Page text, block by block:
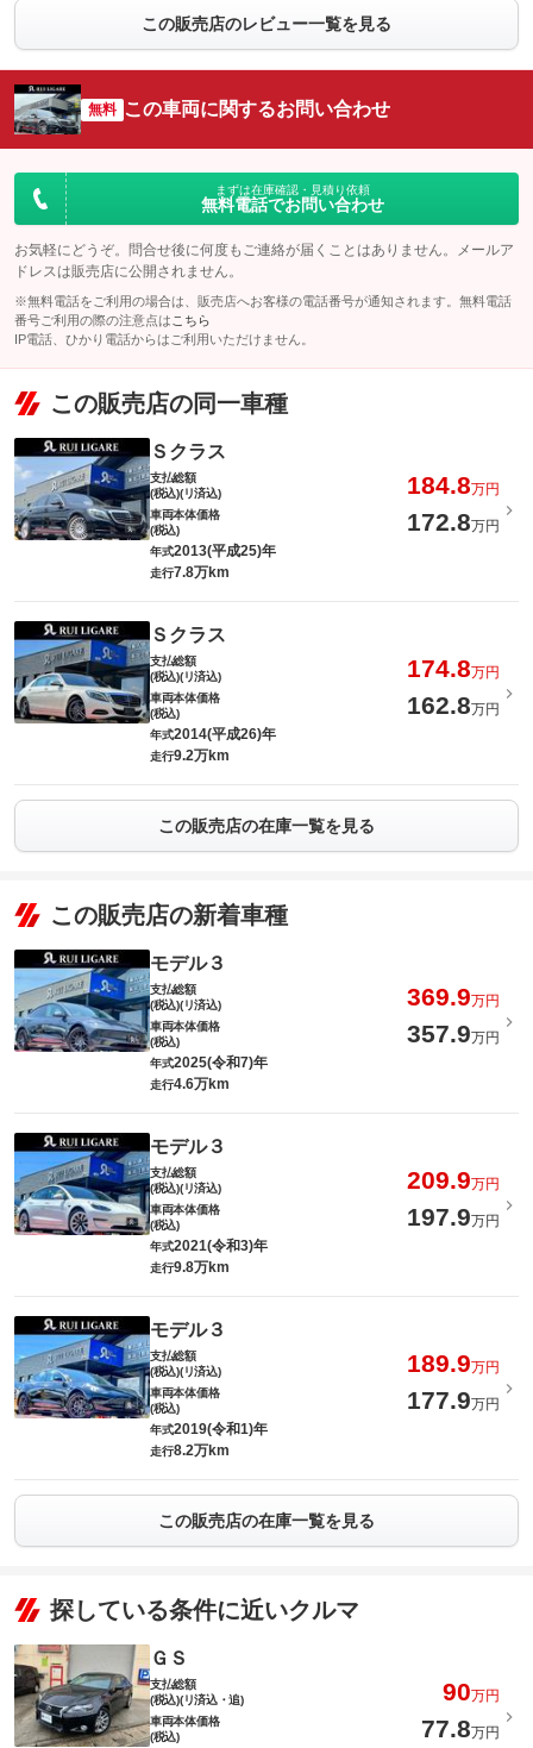
この販売店のレビュー一覧を見る
無料 この車両に関するお問い合わせ
まずは在庫確認・見積り依頼
無料電話でお問い合わせ
お気軽にどうぞ。問合せ後に何度もご連絡が届くことはありません。メールア
ドレスは販売店に公開されません。
※無料電話をご利用の場合は、販売店へお客様の電話番号が通知されます。無料電話
番号ご利用の際の注意点は こちら
IP電話、ひかり電話からはご利用いただけません。
この販売店の同一車種
Ｓクラス
支払総額
(税込)(リ済込)
184.8万円
車両本体価格
(税込)
172.8万円
年式2013(平成25)年
走行7.8万km
Ｓクラス
支払総額
(税込)(リ済込)
174.8万円
車両本体価格
(税込)
162.8万円
年式2014(平成26)年
走行9.2万km
この販売店の在庫一覧を見る
この販売店の新着車種
モデル３
支払総額
(税込)(リ済込)
369.9万円
車両本体価格
(税込)
357.9万円
年式2025(令和7)年
走行4.6万km
モデル３
支払総額
(税込)(リ済込)
209.9万円
車両本体価格
(税込)
197.9万円
年式2021(令和3)年
走行9.8万km
モデル３
支払総額
(税込)(リ済込)
189.9万円
車両本体価格
(税込)
177.9万円
年式2019(令和1)年
走行8.2万km
この販売店の在庫一覧を見る
探している条件に近いクルマ
ＧＳ
支払総額
(税込)(リ済込・追)
90万円
車両本体価格
(税込)
77.8万円